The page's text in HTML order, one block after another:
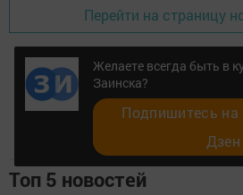
Перейти на страницу
Топ 5 новостей
Желаете всегда быть в
Заинска?
Подпишитесь на
Дзен